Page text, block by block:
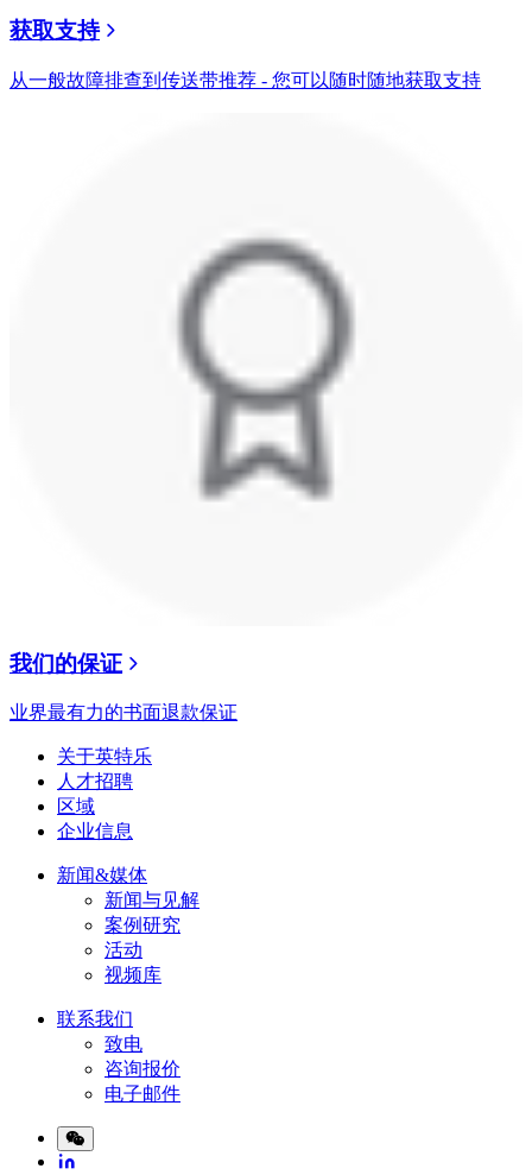
获取支持
从一般故障排查到传送带推荐 - 您可以随时随地获取支持
我们的保证
业界最有力的书面退款保证
关于英特乐
人才招聘
区域
企业信息
新闻&媒体
新闻与见解
案例研究
活动
视频库
联系我们
致电
咨询报价
电子邮件